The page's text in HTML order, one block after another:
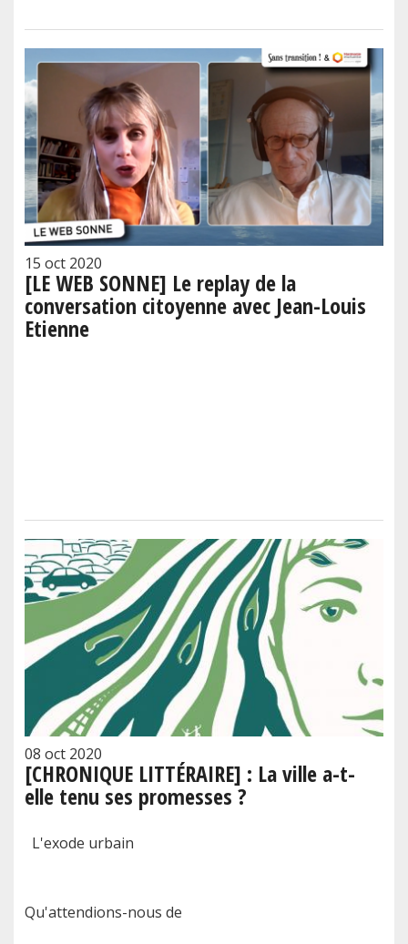
15 oct 2020
[LE WEB SONNE] Le replay de la
conversation citoyenne avec Jean-Louis
Etienne
08 oct 2020
[CHRONIQUE LITTÉRAIRE] : La ville a-t-
elle tenu ses promesses ?
L'exode urbain
Qu'attendions-nous de